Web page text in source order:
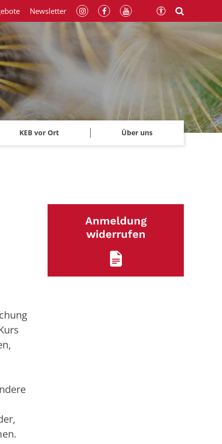
KEB vor Ort Über uns
Newsletter
Anmeldung
widerrufen